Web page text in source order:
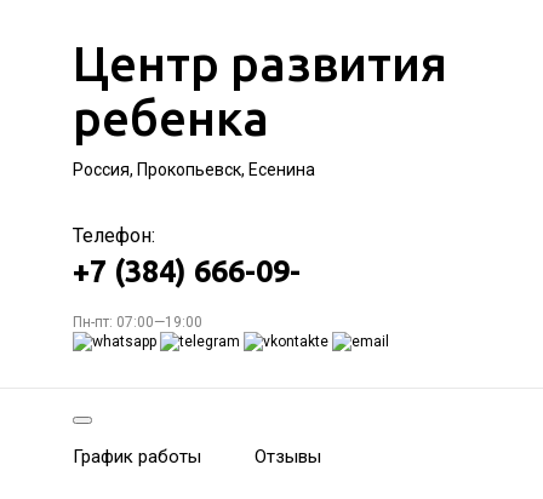
Центр развития
ребенка
Россия, Прокопьевск, Есенина
Телефон:
+7 (384) 666-09-
Пн-пт: 07:00—19:00
График работы Отзывы